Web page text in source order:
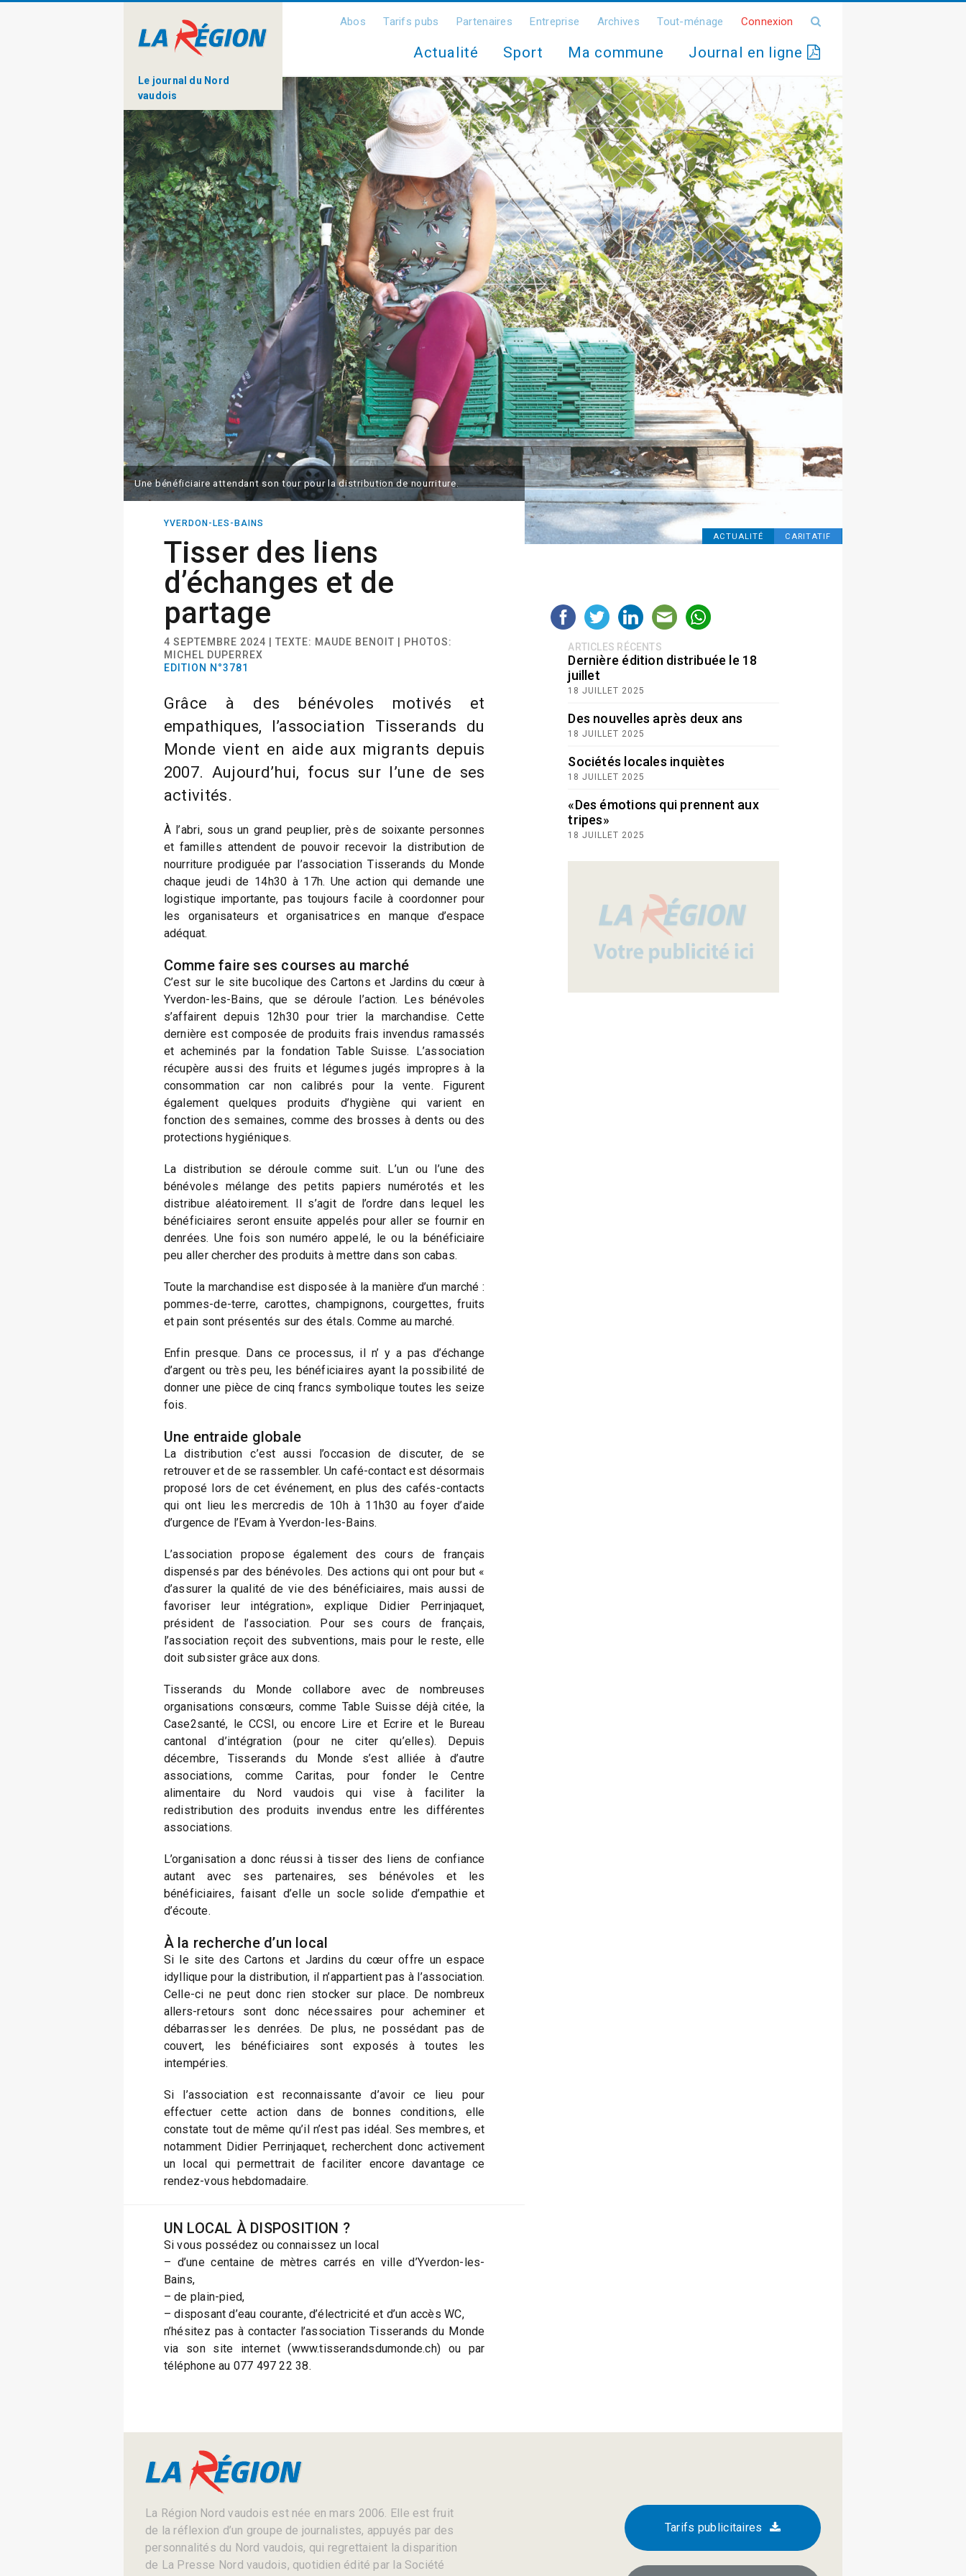
Le journal du Nord
vaudois
Abos Tarifs pubs Partenaires Entreprise Archives Tout-ménage Connexion
Actualité Sport Ma commune Journal en ligne
ACTUALITÉ CARITATIF
Une bénéficiaire attendant son tour pour la distribution de nourriture.
YVERDON-LES-BAINS
Tisser des liens
d’échanges et de
partage
4 SEPTEMBRE 2024 | TEXTE: MAUDE BENOIT | PHOTOS:
MICHEL DUPERREX
EDITION N°3781
Grâce à des bénévoles motivés et
empathiques, l’association Tisserands du
Monde vient en aide aux migrants depuis
2007. Aujourd’hui, focus sur l’une de ses
activités.
À l’abri, sous un grand peuplier, près de soixante personnes
et familles attendent de pouvoir recevoir la distribution de
nourriture prodiguée par l’association Tisserands du Monde
chaque jeudi de 14h30 à 17h. Une action qui demande une
logistique importante, pas toujours facile à coordonner pour
les organisateurs et organisatrices en manque d’espace
adéquat.
Comme faire ses courses au marché
C’est sur le site bucolique des Cartons et Jardins du cœur à
Yverdon-les-Bains, que se déroule l’action. Les bénévoles
s’affairent depuis 12h30 pour trier la marchandise. Cette
dernière est composée de produits frais invendus ramassés
et acheminés par la fondation Table Suisse. L’association
récupère aussi des fruits et légumes jugés impropres à la
consommation car non calibrés pour la vente. Figurent
également quelques produits d’hygiène qui varient en
fonction des semaines, comme des brosses à dents ou des
protections hygiéniques.
La distribution se déroule comme suit. L’un ou l’une des
bénévoles mélange des petits papiers numérotés et les
distribue aléatoirement. Il s’agit de l’ordre dans lequel les
bénéficiaires seront ensuite appelés pour aller se fournir en
denrées. Une fois son numéro appelé, le ou la bénéficiaire
peu aller chercher des produits à mettre dans son cabas.
Toute la marchandise est disposée à la manière d’un marché :
pommes-de-terre, carottes, champignons, courgettes, fruits
et pain sont présentés sur des étals. Comme au marché.
Enfin presque. Dans ce processus, il n’ y a pas d’échange
d’argent ou très peu, les bénéficiaires ayant la possibilité de
donner une pièce de cinq francs symbolique toutes les seize
fois.
Une entraide globale
La distribution c’est aussi l’occasion de discuter, de se
retrouver et de se rassembler. Un café-contact est désormais
proposé lors de cet événement, en plus des cafés-contacts
qui ont lieu les mercredis de 10h à 11h30 au foyer d’aide
d’urgence de l’Evam à Yverdon-les-Bains.
L’association propose également des cours de français
dispensés par des bénévoles. Des actions qui ont pour but «
d’assurer la qualité de vie des bénéficiaires, mais aussi de
favoriser leur intégration», explique Didier Perrinjaquet,
président de l’association. Pour ses cours de français,
l’association reçoit des subventions, mais pour le reste, elle
doit subsister grâce aux dons.
Tisserands du Monde collabore avec de nombreuses
organisations consœurs, comme Table Suisse déjà citée, la
Case2santé, le CCSI, ou encore Lire et Ecrire et le Bureau
cantonal d’intégration (pour ne citer qu’elles). Depuis
décembre, Tisserands du Monde s’est alliée à d’autre
associations, comme Caritas, pour fonder le Centre
alimentaire du Nord vaudois qui vise à faciliter la
redistribution des produits invendus entre les différentes
associations.
L’organisation a donc réussi à tisser des liens de confiance
autant avec ses partenaires, ses bénévoles et les
bénéficiaires, faisant d’elle un socle solide d’empathie et
d’écoute.
À la recherche d’un local
Si le site des Cartons et Jardins du cœur offre un espace
idyllique pour la distribution, il n’appartient pas à l’association.
Celle-ci ne peut donc rien stocker sur place. De nombreux
allers-retours sont donc nécessaires pour acheminer et
débarrasser les denrées. De plus, ne possédant pas de
couvert, les bénéficiaires sont exposés à toutes les
intempéries.
Si l’association est reconnaissante d’avoir ce lieu pour
effectuer cette action dans de bonnes conditions, elle
constate tout de même qu’il n’est pas idéal. Ses membres, et
notamment Didier Perrinjaquet, recherchent donc activement
un local qui permettrait de faciliter encore davantage ce
rendez-vous hebdomadaire.
UN LOCAL À DISPOSITION ?
Si vous possédez ou connaissez un local
– d’une centaine de mètres carrés en ville d’Yverdon-les-
Bains,
– de plain-pied,
– disposant d’eau courante, d’électricité et d’un accès WC,
n’hésitez pas à contacter l’association Tisserands du Monde
via son site internet (www.tisserandsdumonde.ch) ou par
téléphone au 077 497 22 38.
ARTICLES RÉCENTS
Dernière édition distribuée le 18
juillet
18 JUILLET 2025
Des nouvelles après deux ans
18 JUILLET 2025
Sociétés locales inquiètes
18 JUILLET 2025
«Des émotions qui prennent aux
tripes»
18 JUILLET 2025
La Région Nord vaudois est née en mars 2006. Elle est fruit
de la réflexion d’un groupe de journalistes, appuyés par des
personnalités du Nord vaudois, qui regrettaient la disparition
de La Presse Nord vaudois, quotidien édité par la Société
Tarifs publicitaires